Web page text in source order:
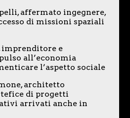
affermato ingegnere,
di missioni spaziali
imprenditore e
all’economia
l’aspetto sociale
architetto
di progetti
arrivati anche in